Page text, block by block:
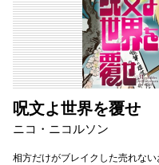
呪文よ世界を覆せ
ニコ・ニコルソン
相方だけがブレイクした売れな